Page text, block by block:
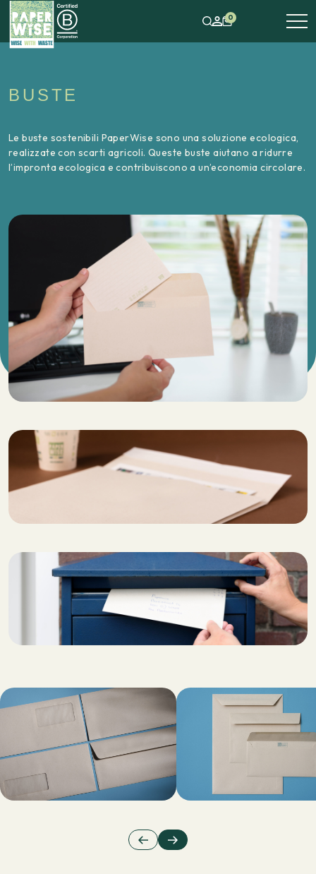
0
BUSTE
Le buste sostenibili PaperWise sono una soluzione ecologica,
realizzate con scarti agricoli. Queste buste aiutano a ridurre
l’impronta ecologica e contribuiscono a un’economia circolare.